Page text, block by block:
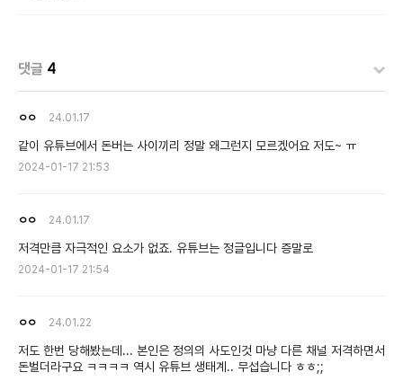
댓글 4
ㅇㅇ 24.01.17
같이 유튜브에서 돈버는 사이끼리 정말 왜그런지 모르겠어요 저도~ ㅠ
2024-01-17 21:53
ㅇㅇ 24.01.17
저격만큼 자극적인 요소가 없죠. 유튜브는 정글입니다 증말로
2024-01-17 21:54
ㅇㅇ 24.01.22
저도 한번 당해봤는데... 본인은 정의의 사도인것 마냥 다른 채널 저격하면서
돈벌더라구요 ㅋㅋㅋㅋ 역시 유튜브 생태계.. 무섭습니다 ㅎㅎ;;